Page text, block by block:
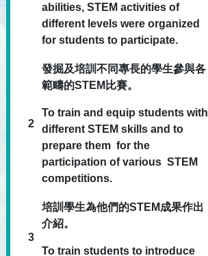
abilities, STEM activities of
different levels were organized
for students to participate.
2
發掘及培訓不同專長的學生參與各
範疇的STEM比賽。
To train and equip students with
different STEM skills and to
prepare them for the
participation of various STEM
competitions.
3
培訓學生為他們的STEM成果作出
介紹。
To train students to introduce